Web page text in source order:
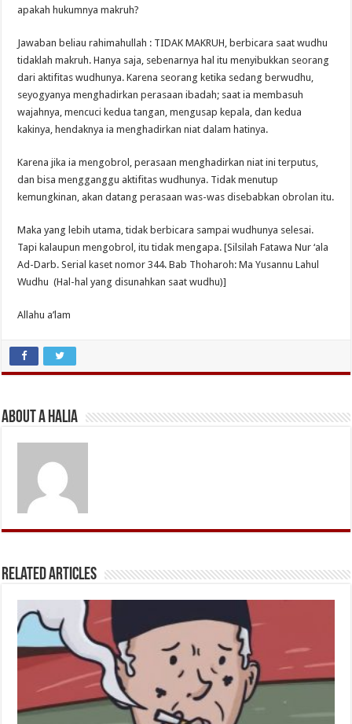
apakah hukumnya makruh?
Jawaban beliau rahimahullah : TIDAK MAKRUH, berbicara saat wudhu
tidaklah makruh. Hanya saja, sebenarnya hal itu menyibukkan seorang
dari aktifitas wudhunya. Karena seorang ketika sedang berwudhu,
seyogyanya menghadirkan perasaan ibadah; saat ia membasuh
wajahnya, mencuci kedua tangan, mengusap kepala, dan kedua
kakinya, hendaknya ia menghadirkan niat dalam hatinya.
Karena jika ia mengobrol, perasaan menghadirkan niat ini terputus,
dan bisa mengganggu aktifitas wudhunya. Tidak menutup
kemungkinan, akan datang perasaan was-was disebabkan obrolan itu.
Maka yang lebih utama, tidak berbicara sampai wudhunya selesai.
Tapi kalaupun mengobrol, itu tidak mengapa. [Silsilah Fatawa Nur ‘ala
Ad-Darb. Serial kaset nomor 344. Bab Thoharoh: Ma Yusannu Lahul
Wudhu (Hal-hal yang disunahkan saat wudhu)]
Allahu a’lam
About A Halia
Related Articles